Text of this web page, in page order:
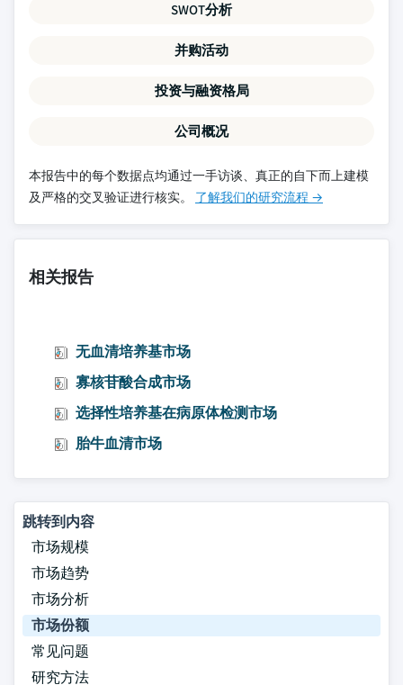
SWOT分析
并购活动
投资与融资格局
公司概况
本报告中的每个数据点均通过一手访谈、真正的自下而上建模
及严格的交叉验证进行核实。 了解我们的研究流程 →
相关报告
无血清培养基市场
寡核苷酸合成市场
选择性培养基在病原体检测市场
胎牛血清市场
跳转到内容
市场规模
市场趋势
市场分析
市场份额
常见问题
研究方法